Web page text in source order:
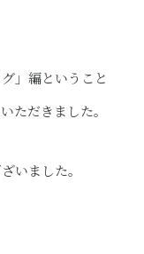
」編ということ
ただきました。
いました。